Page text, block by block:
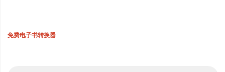
免费电子书转换器